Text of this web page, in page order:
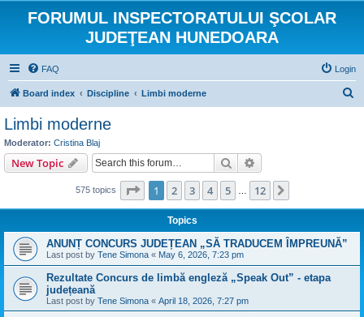
FORUMUL INSPECTORATULUI ŞCOLAR
JUDEŢEAN HUNEDOARA
FAQ Login
Board index Discipline Limbi moderne
Limbi moderne
Moderator: Cristina Blaj
New Topic Search
575 topics Page 1of 12
1 2 3 4 5 12
Topics
ANUNȚ CONCURS JUDEȚEAN „SĂ TRADUCEM ÎMPREUNĂ”
Last post by Tene Simona « May 6, 2026, 7:23 pm
Rezultate Concurs de limbă engleză „Speak Out” - etapa
județeană
Last post by Tene Simona « April 18, 2026, 7:27 pm